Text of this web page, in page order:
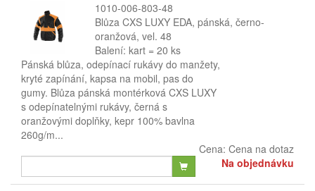
1010-006-803-48
Blůza CXS LUXY EDA, pánská, černo-
oranžová, vel. 48
Balení: kart = 20 ks
Pánská blůza, odepínací rukávy do manžety,
kryté zapínání, kapsa na mobil, pas do
gumy. Blůza pánská montérková CXS LUXY
s odepínatelnými rukávy, černá s
oranžovými doplňky, kepr 100% bavlna
260g/m...
Cena: Cena na dotaz
Na objednávku